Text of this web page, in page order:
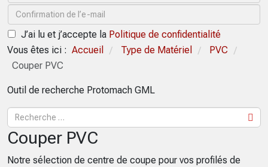
J’ai lu et j’accepte la Politique de confidentialité
Vous êtes ici : Accueil / Type de Matériel / PVC /
Couper PVC
Outil de recherche Protomach GML
Couper PVC
Notre sélection de centre de coupe pour vos profilés de